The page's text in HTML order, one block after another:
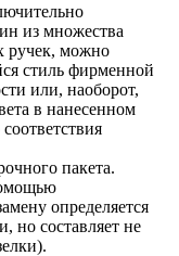
из множества
ручек, можно
стиль фирменной
или, наоборот,
в нанесенном
пакета.
определяется
но составляет не